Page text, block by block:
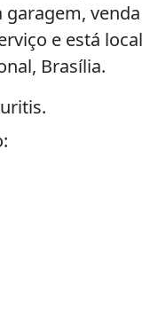
e está
Brasília.